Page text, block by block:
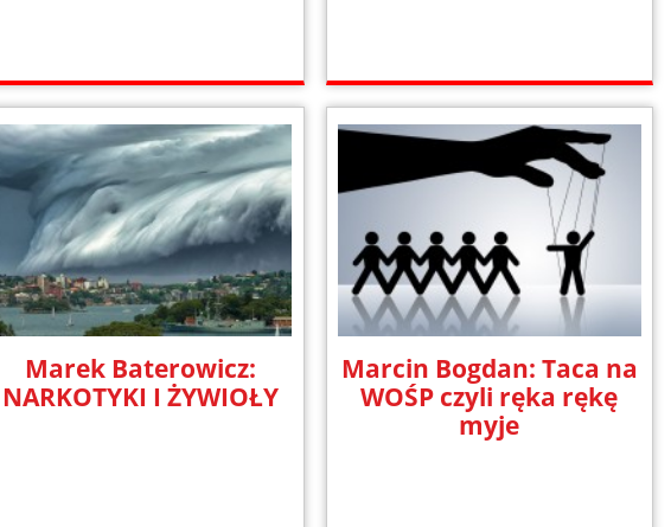
Marek Baterowicz:
NARKOTYKI I ŻYWIOŁY
Marcin Bogdan: Taca na
WOŚP czyli ręka rękę
myje